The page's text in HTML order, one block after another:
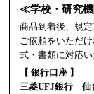
≪学校・研究
商品到着後、規
ご依頼をいただ
式・書類に対応
【 銀行口座 】
三菱UFJ銀行 仙